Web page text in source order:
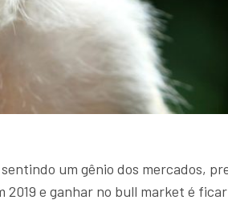
um gênio dos mercados,
e ganhar no bull market é